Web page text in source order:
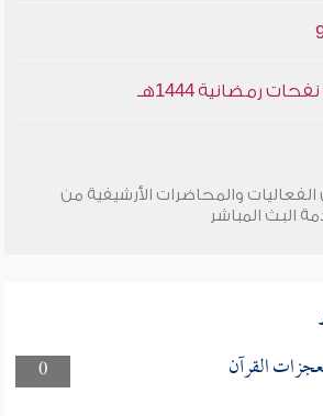
رمضانية 1444هـ
والمحاضرات الأرشيفية من
البث المباشر
0 القرآن